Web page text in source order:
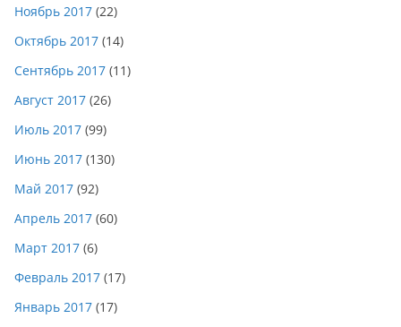
Ноябрь 2017 (22)
Октябрь 2017 (14)
Сентябрь 2017 (11)
Август 2017 (26)
Июль 2017 (99)
Июнь 2017 (130)
Май 2017 (92)
Апрель 2017 (60)
Март 2017 (6)
Февраль 2017 (17)
Январь 2017 (17)